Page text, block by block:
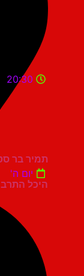
היכל התרבות
20:30
תמיר בר סטנדאפ
יום ה'